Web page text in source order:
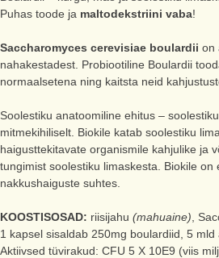
Puhas toode ja maltodekstriini vaba!
Saccharomyces cerevisiae boulardii on
nahakestadest. Probiootiline Boulardii
normaalsetena ning kaitsta neid
Soolestiku anatoomiline ehitus –
mitmekihiliselt. Biokile katab soolestiku
haigusttekitavate organismile kahjulike ja
tungimist soolestiku limaskesta. Biokile
nakkushaiguste suhtes.
KOOSTISOSAD: riisijahu (mahuaine) ,
1 kapsel sisaldab 250mg boulardiid, 5 mld
Aktiivsed tüvirakud: CFU 5 X 10E9 (viis